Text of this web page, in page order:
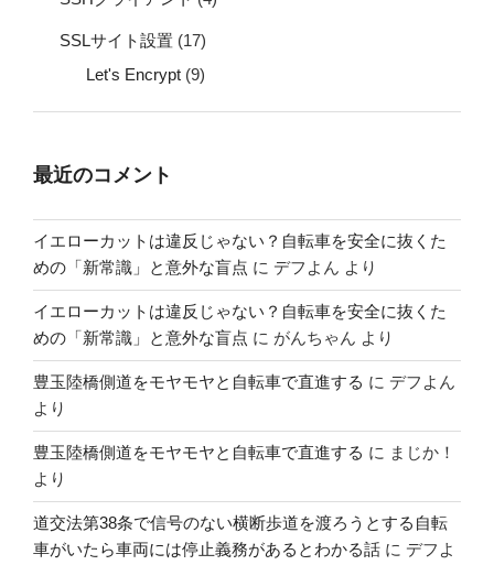
SSLサイト設置 (17)
Let's Encrypt (9)
最近のコメント
イエローカットは違反じゃない？自転車を安全に抜くた
めの「新常識」と意外な盲点 に デフよん より
イエローカットは違反じゃない？自転車を安全に抜くた
めの「新常識」と意外な盲点 に がんちゃん より
豊玉陸橋側道をモヤモヤと自転車で直進する に デフよん
より
豊玉陸橋側道をモヤモヤと自転車で直進する に まじか！
より
道交法第38条で信号のない横断歩道を渡ろうとする自転
車がいたら車両には停止義務があるとわかる話 に デフよ